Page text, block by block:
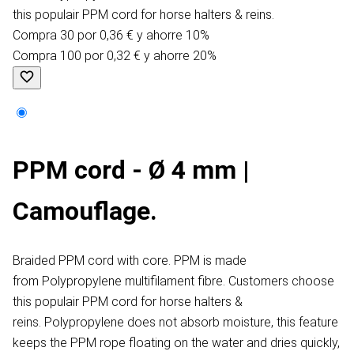
this populair PPM cord for horse halters & reins.
Compra 30 por 0,36 € y ahorre 10%
Compra 100 por 0,32 € y ahorre 20%
PPM cord - Ø 4 mm |
Camouflage.
Braided PPM cord with core. PPM is made
from Polypropylene multifilament fibre. Customers choose
this populair PPM cord for horse halters &
reins. Polypropylene does not absorb moisture, this feature
keeps the PPM rope floating on the water and dries quickly,